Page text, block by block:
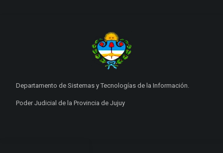
Departamento de Sistemas y Tecnologías de la Información.
Poder Judicial de la Provincia de Jujuy